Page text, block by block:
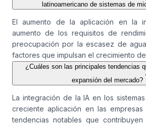
latinoamericano de sistemas de
El aumento de la aplicación en la
aumento de los requisitos de
preocupación por la escasez de
factores que impulsan el crecimiento
¿Cuáles son las principales tendencias
expansión del mercado?
La integración de la IA en los
creciente aplicación en las empresas
tendencias notables que